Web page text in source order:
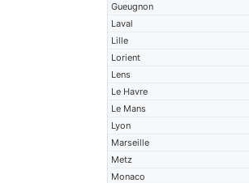
Gueugnon
Laval
Lille
Lorient
Lens
Le Havre
Le Mans
Lyon
Marseille
Metz
Monaco